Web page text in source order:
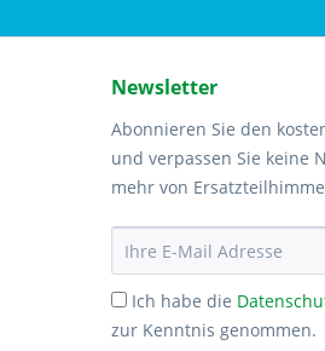
Newsletter
Abonnieren Sie den
und verpassen Sie keine
mehr von
Ich habe die
zur Kenntnis genommen.